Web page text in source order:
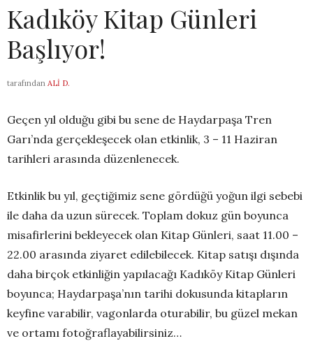
Kadıköy Kitap Günleri
Başlıyor!
tarafından ALI D.
Geçen yıl olduğu gibi bu sene de Haydarpaşa Tren
Garı’nda gerçekleşecek olan etkinlik, 3 – 11 Haziran
tarihleri arasında düzenlenecek.
Etkinlik bu yıl, geçtiğimiz sene gördüğü yoğun ilgi sebebi
ile daha da uzun sürecek. Toplam dokuz gün boyunca
misafirlerini bekleyecek olan Kitap Günleri, saat 11.00 –
22.00 arasında ziyaret edilebilecek. Kitap satışı dışında
daha birçok etkinliğin yapılacağı Kadıköy Kitap Günleri
boyunca; Haydarpaşa’nın tarihi dokusunda kitapların
keyfine varabilir, vagonlarda oturabilir, bu güzel mekan
ve ortamı fotoğraflayabilirsiniz…